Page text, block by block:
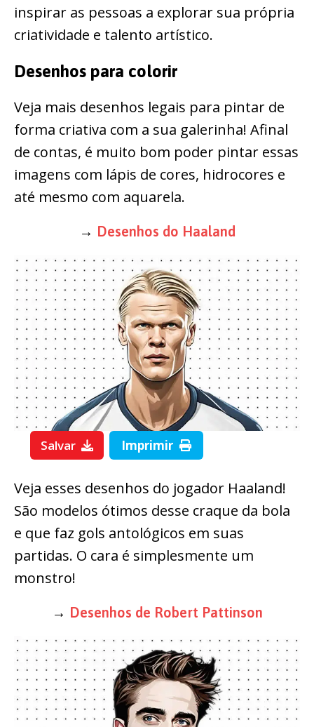
inspirar as pessoas a explorar sua própria
criatividade e talento artístico.
Desenhos para colorir
Veja mais desenhos legais para pintar de
forma criativa com a sua galerinha! Afinal
de contas, é muito bom poder pintar essas
imagens com lápis de cores, hidrocores e
até mesmo com aquarela.
→ Desenhos do Haaland
Salvar Imprimir
Veja esses desenhos do jogador Haaland!
São modelos ótimos desse craque da bola
e que faz gols antológicos em suas
partidas. O cara é simplesmente um
monstro!
→ Desenhos de Robert Pattinson